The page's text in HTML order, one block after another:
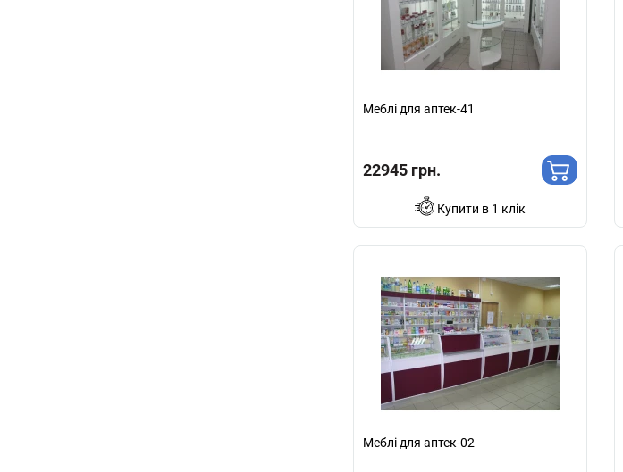
Меблі для аптек-41
22945 грн.
Купити в 1 клік
Меблі для аптек-02